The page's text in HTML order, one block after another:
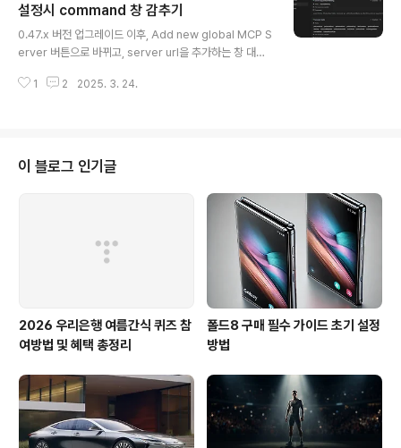
ontext Protocol (MCP) servers available on the i
nternet. Connect your AI apps to external data s
ources and services.www.pulsemcp.com사용법..
설정시 command 창 감추기
0.47.x 버전 업그레이드 이후, Add new global MCP S
erver 버튼으로 바뀌고, server url을 추가하는 창 대신
기본 설정{ "mcpServers": { "server-sequential-th
], "e..
1 2 2025. 3. 24.
이 블로그 인기글
2026 우리은행 여름간식 퀴즈 참
여방법 및 혜택 총정리
폴드8 구매 필수 가이드 초기 설정
방법